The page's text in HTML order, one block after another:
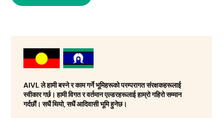
AIVL ले हामी बस्ने र काम गर्ने भूमिहरूको परम्परागत संरक्षकहरूलाई
स्वीकार गर्छ। हामी विगत र वर्तमान एल्डरहरूलाई हाम्रो गहिरो सम्मान
गर्दछौं। सधैं थियो, सधैं आदिवासी भूमि हुनेछ।